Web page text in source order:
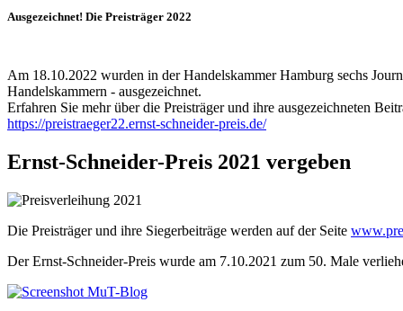
Ausgezeichnet! Die Preisträger 2022
Am 18.10.2022 wurden in der Handelskammer Hamburg sechs
Handelskammern - ausgezeichnet.
Erfahren Sie mehr über die Preisträger und ihre ausgezeichneten
https://preistraeger22.ernst-schneider-preis.de/
Ernst-Schneider-Preis 2021 vergeben
Die Preisträger und ihre Siegerbeiträge werden auf der Seite
Der Ernst-Schneider-Preis wurde am 7.10.2021 zum 50. Male